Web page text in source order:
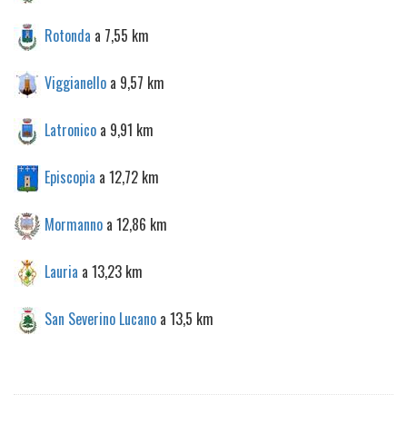
Rotonda a 7,55 km
Viggianello a 9,57 km
Latronico a 9,91 km
Episcopia a 12,72 km
Mormanno a 12,86 km
Lauria a 13,23 km
San Severino Lucano a 13,5 km